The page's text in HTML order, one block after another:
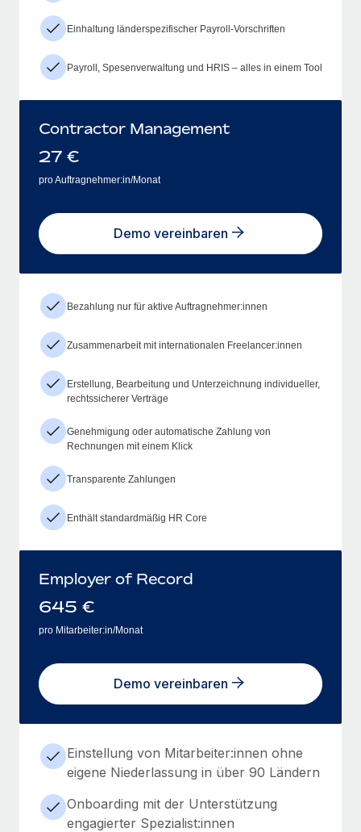
Einhaltung länderspezifischer Payroll-Vorschriften
Payroll, Spesenverwaltung und HRIS – alles in einem Tool
Contractor Management
27 €
pro Auftragnehmer:in/Monat
Demo vereinbaren
Bezahlung nur für aktive Auftragnehmer:innen
Zusammenarbeit mit internationalen Freelancer:innen
Erstellung, Bearbeitung und Unterzeichnung individueller,
rechtssicherer Verträge
Genehmigung oder automatische Zahlung von
Rechnungen mit einem Klick
Transparente Zahlungen
Enthält standardmäßig HR Core
Employer of Record
645 €
pro Mitarbeiter:in/Monat
Demo vereinbaren
Einstellung von Mitarbeiter:innen ohne
eigene Niederlassung in über 90 Ländern
Onboarding mit der Unterstützung
engagierter Spezialist:innen